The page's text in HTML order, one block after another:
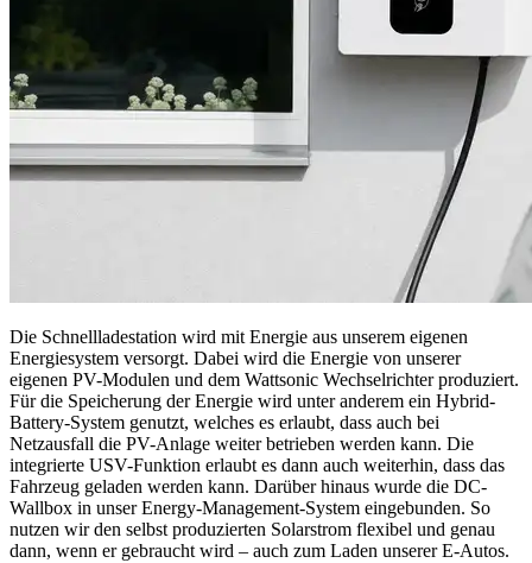
Die Schnellladestation wird mit Energie aus unserem eigenen
Energiesystem versorgt. Dabei wird die Energie von unserer
eigenen PV-Modulen und dem Wattsonic Wechselrichter produziert.
Für die Speicherung der Energie wird unter anderem ein Hybrid-
Battery-System genutzt, welches es erlaubt, dass auch bei
Netzausfall die PV-Anlage weiter betrieben werden kann. Die
integrierte USV-Funktion erlaubt es dann auch weiterhin, dass das
Fahrzeug geladen werden kann. Darüber hinaus wurde die DC-
Wallbox in unser Energy-Management-System eingebunden. So
nutzen wir den selbst produzierten Solarstrom flexibel und genau
dann, wenn er gebraucht wird – auch zum Laden unserer E-Autos.